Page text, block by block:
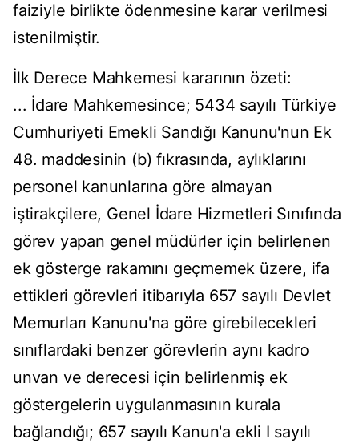
faiziyle birlikte ödenmesine karar verilmesi
istenilmiştir.
İlk Derece Mahkemesi kararının özeti:
... İdare Mahkemesince; 5434 sayılı Türkiye
Cumhuriyeti Emekli Sandığı Kanunu'nun Ek
48. maddesinin (b) fıkrasında, aylıklarını
personel kanunlarına göre almayan
iştirakçilere, Genel İdare Hizmetleri Sınıfında
görev yapan genel müdürler için belirlenen
ek gösterge rakamını geçmemek üzere, ifa
ettikleri görevleri itibarıyla 657 sayılı Devlet
Memurları Kanunu'na göre girebilecekleri
sınıflardaki benzer görevlerin aynı kadro
unvan ve derecesi için belirlenmiş ek
göstergelerin uygulanmasının kurala
bağlandığı; 657 sayılı Kanun'a ekli I sayılı